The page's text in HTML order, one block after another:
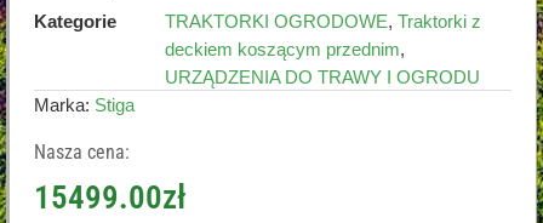
Kategorie TRAKTORKI OGRODOWE, Traktorki z
deckiem koszącym przednim,
URZĄDZENIA DO TRAWY I OGRODU
Marka: Stiga
Nasza cena:
15499.00zł